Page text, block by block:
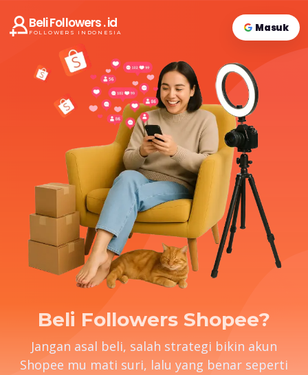
Beli Followers . id
FOLLOWERS INDONESIA Masuk
Kenapa Belifollowers.id?
Followers kami akun Shopee asli, bukan bot,
akun Indonesia, diproses bertahap, followers